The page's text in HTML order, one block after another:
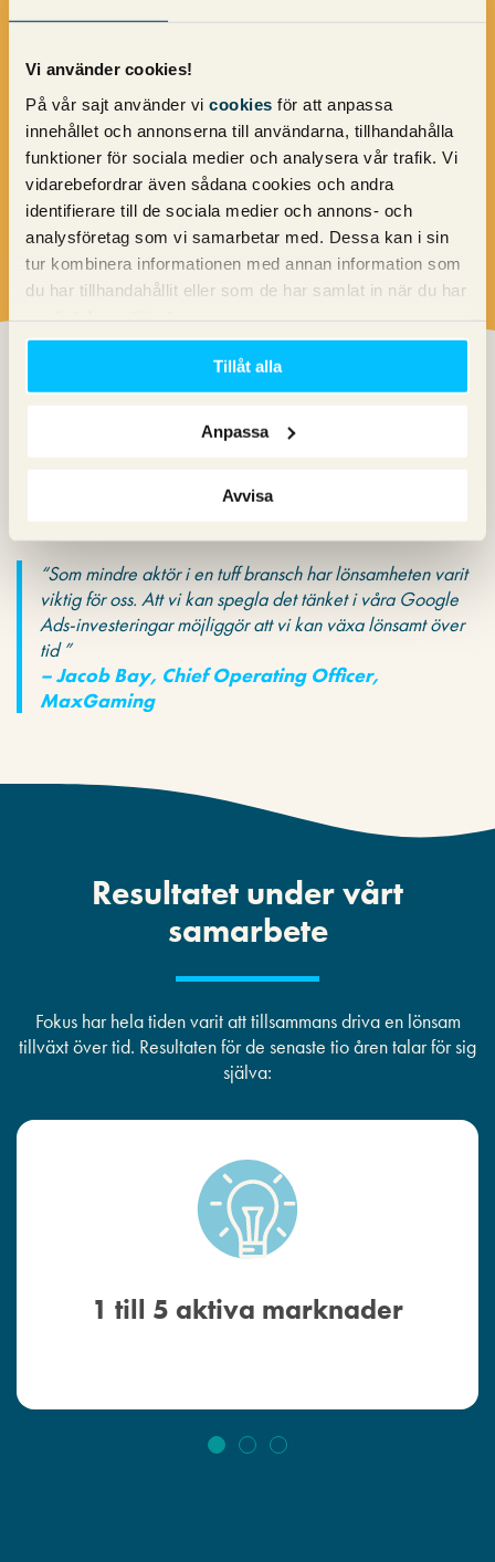
Vi använder cookies!
På vår sajt använder vi cookies för att anpassa
innehållet och annonserna till användarna, tillhandahålla
funktioner för sociala medier och analysera vår trafik. Vi
vidarebefordrar även sådana cookies och andra
identifierare till de sociala medier och annons- och
analysföretag som vi samarbetar med. Dessa kan i sin
tur kombinera informationen med annan information som
du har tillhandahållit eller som de har samlat in när du har
Tillåt alla
Anpassa
Avvisa
smarta inköp och bra förståelse för sin målgrupps behov, har
varit en avgörande förutsättning för att kunna lyckas så pass
bra med Google Ads-arbetet över tid.
”
Simon Davidsson, produktchef, Pineberry
Vi var tillsammans tidigt ute med att arbeta medPOAS(Profit
on Ad Spend) och har kontinuerligt utvärderat investeringar i
Google och Meta i relation till bolagets totala intäkter och
lönsamhet. MaxGaming har gett stort förtroende och insyn i
verksamheten, vilket har varit en viktig faktor för att kunna
“Som mindre aktör i en tuff bransch har lönsamheten varit
viktig för oss. Att vi kan spegla det tänket i våra Google
Ads-investeringar möjliggör att vi kan växa lönsamt över
tid ”
– Jacob Bay, Chief Operating Officer,
MaxGaming
Resultatet under vårt
samarbete
Fokus har hela tiden varit att tillsammans driva en lönsam
tillväxt över tid. Resultaten för de senaste tio åren talar för sig
själva:
1 till 5 aktiva marknader